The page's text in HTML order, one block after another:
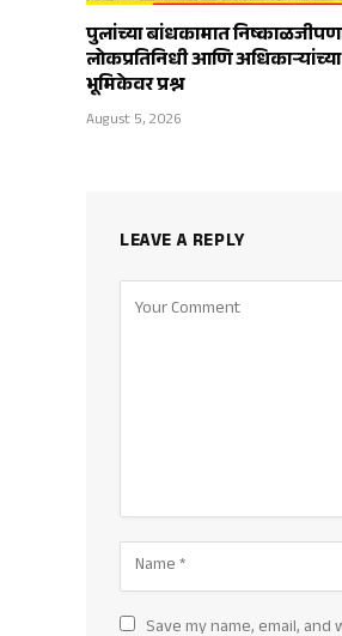
पुलांच्या बांधकामात
लोकप्रतिनिधी आणि अधिकाऱ्यांच्या
भूमिकेवर प्रश्न
August 5, 2026
LEAVE A REPLY
Save my name, email,